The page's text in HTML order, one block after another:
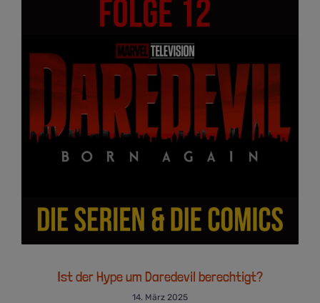
Ist der Hype um Daredevil berechtigt?
Ist der Hype um Daredevil berechtigt?
14. März 2025